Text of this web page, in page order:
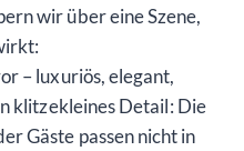
wir über eine Szene,
– luxuriös, elegant,
klitzekleines Detail: Die
Gäste passen nicht in